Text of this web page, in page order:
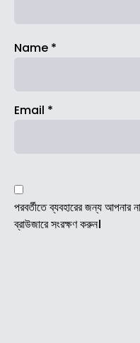
Name *
Email *
পরবর্তীতে ব্যবহারের জন্য আপনার
ব্রাউজারে সংরক্ষণ করুন।